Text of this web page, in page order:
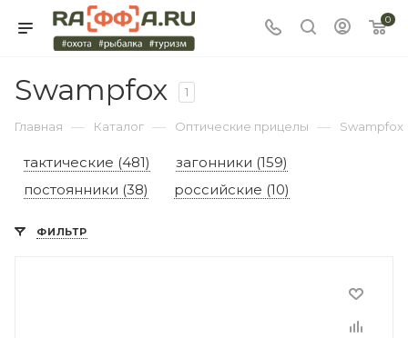
0
Swampfox 1
Главная — Каталог — Оптические прицелы — Swampfox
тактические (481)
загонники (159)
постоянники (38)
российские (10)
ФИЛЬТР